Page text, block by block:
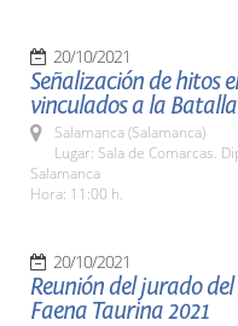
20/10/2021
Señalización de hitos
vinculados a la
Salamanca (Salamanca)
Lugar: Sala de Comarcas.
Salamanca
Hora: 11:00 h.
20/10/2021
Reunión del jurado
Faena Taurina 2021